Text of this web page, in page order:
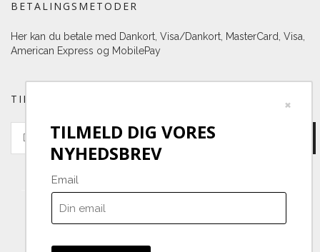
×
TILMELD DIG VORES
NYHEDSBREV
Email
BETALINGSMETODER
Her kan du betale med Dankort, Visa/Dankort, MasterCard, Visa,
American Express og MobilePay
TILMELD DIG VORES NYHEDSBREV
Grapeshop - - - Danmark Telefonnr.:20301582